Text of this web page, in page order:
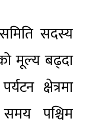
सदस्य
मूल्य बढ्दा
क्षेत्रमा
पश्चिम